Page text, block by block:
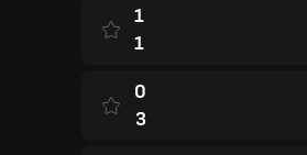
1
1
0
3